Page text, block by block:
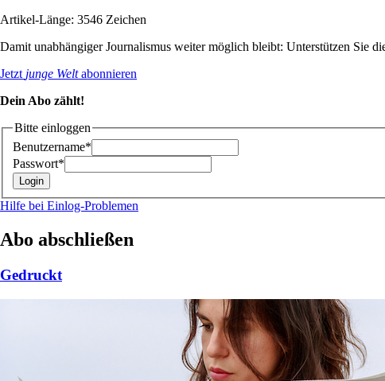
Artikel-Länge: 3546 Zeichen
Damit unabhängiger Journalismus weiter möglich bleibt: Unterstützen Sie
Jetzt junge Weltabonnieren
Dein Abo zählt!
Bitte einloggen
Benutzername*
Passwort*
Hilfe bei Einlog-Problemen
Abo abschließen
Gedruckt